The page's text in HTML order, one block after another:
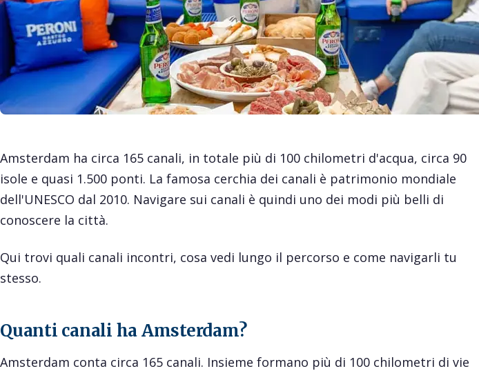
Amsterdam ha circa 165 canali, in totale più di 100 chilometri d'acqua, circa 90
isole e quasi 1.500 ponti. La famosa cerchia dei canali è patrimonio mondiale
dell'UNESCO dal 2010. Navigare sui canali è quindi uno dei modi più belli di
conoscere la città.
Qui trovi quali canali incontri, cosa vedi lungo il percorso e come navigarli tu
stesso.
Quanti canali ha Amsterdam?
Amsterdam conta circa 165 canali. Insieme formano più di 100 chilometri di vie